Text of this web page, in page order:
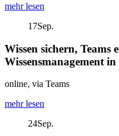
mehr lesen
17Sep.
Wissen sichern, Teams
Wissensmanagement
online, via Teams
mehr lesen
24Sep.